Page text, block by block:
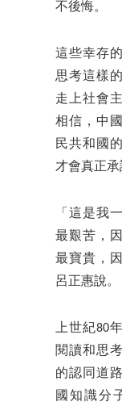
不後悔。
這些幸存
思考這樣
走上社會
相信，中
民共和國
才會真正承
「這是我
最艱苦，
最寶貴，
呂正惠說。
上世紀80
閱讀和思
的認同道
國知識分